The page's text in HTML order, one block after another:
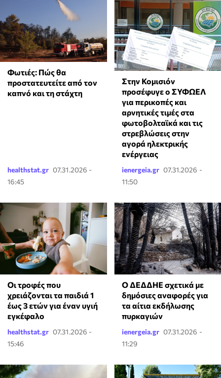
Φωτιές: Πώς θα
προστατευτείτε από τον
καπνό και τη στάχτη
healthstat.gr 07.31.2026 -
16:45
Στην Κομισιόν
προσέφυγε ο ΣΥΦΩΕΛ
για περικοπές και
αρνητικές τιμές στα
φωτοβολταϊκά και τις
στρεβλώσεις στην
αγορά ηλεκτρικής
ενέργειας
ienergeia.gr 07.31.2026 -
11:50
Οι τροφές που
χρειάζονται τα παιδιά 1
έως 3 ετών για έναν υγιή
εγκέφαλο
healthstat.gr 07.31.2026 -
15:46
Ο ΔΕΔΔΗΕ σχετικά με
δημόσιες αναφορές για
τα αίτια εκδήλωσης
πυρκαγιών
ienergeia.gr 07.31.2026 -
11:29